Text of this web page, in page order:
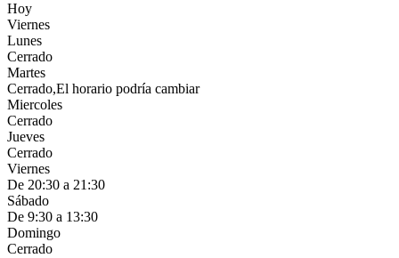
Hoy
Viernes
Lunes
Cerrado
Martes
Cerrado,El horario podría cambiar
Miercoles
Cerrado
Jueves
Cerrado
Viernes
De 20:30 a 21:30
Sábado
De 9:30 a 13:30
Domingo
Cerrado